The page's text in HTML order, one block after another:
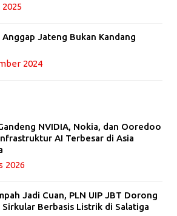
Jateng Bukan Kandang
2024
NVIDIA, Nokia, dan Ooredoo
AI Terbesar di Asia
2026
Jadi Cuan, PLN UIP JBT Dorong
Sirkular Berbasis Listrik di Salatiga